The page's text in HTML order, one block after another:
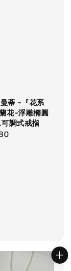
蒂 -『花系
花-浮雕橢圓
調式戒指